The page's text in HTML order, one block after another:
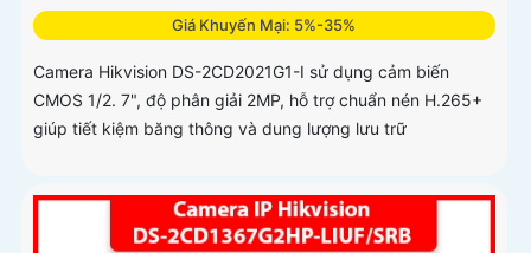
Giá Khuyến Mại: 5%-35%
Camera Hikvision DS-2CD2021G1-I sử dụng cảm biến
CMOS 1/2. 7", độ phân giải 2MP, hỗ trợ chuẩn nén H.265+
giúp tiết kiệm băng thông và dung lượng lưu trữ